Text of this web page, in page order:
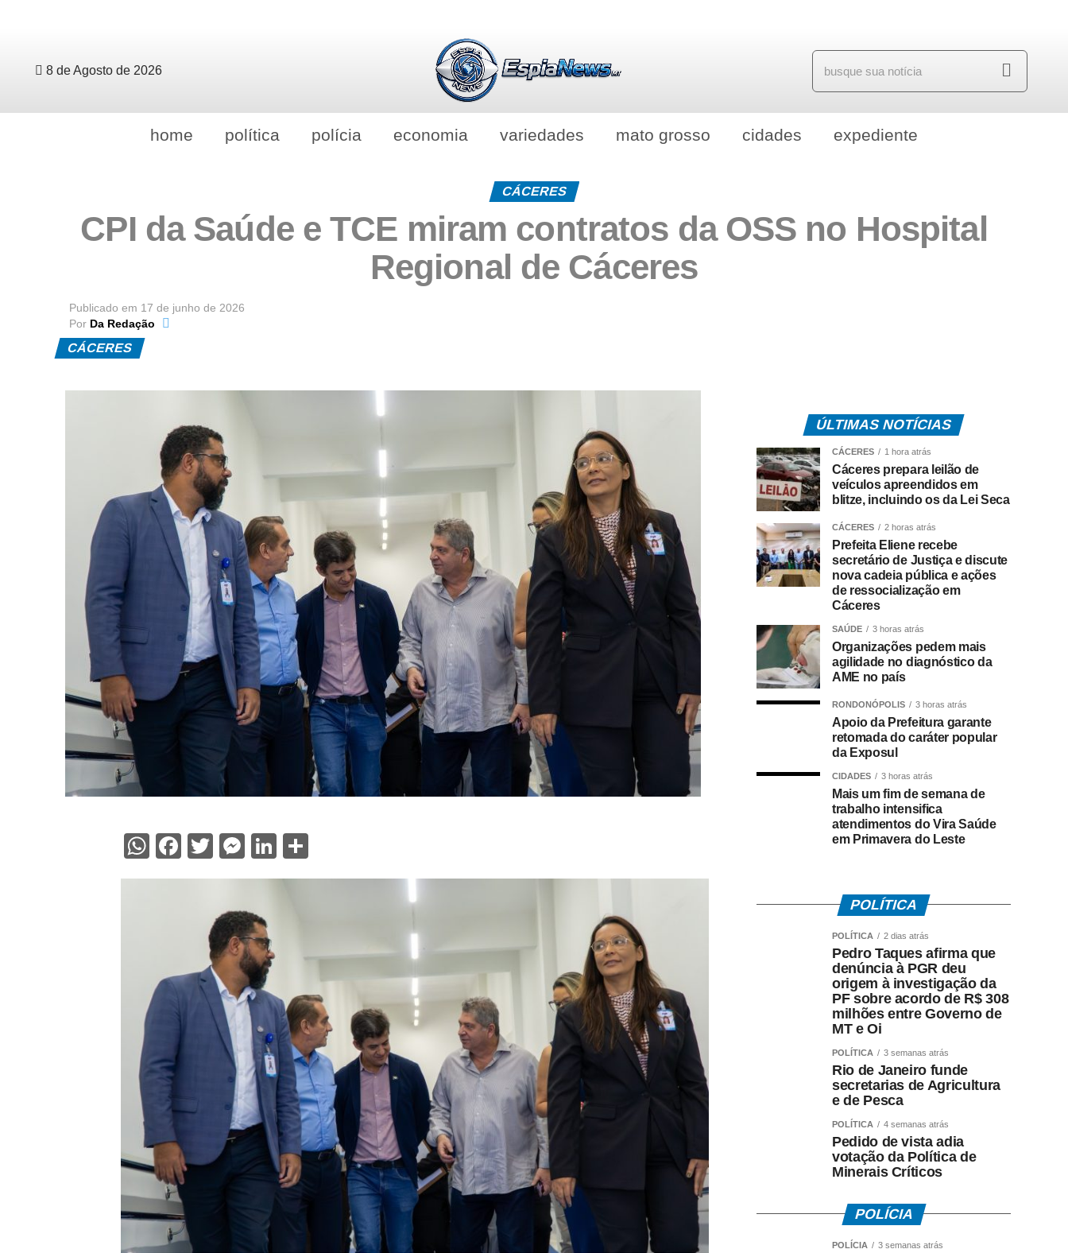
8 de Agosto de 2026
home política polícia economia variedades mato grosso cidades expediente
CÁCERES
CPI da Saúde e TCE miram contratos da OSS no Hospital
Regional de Cáceres
Publicado em 17 de junho de 2026
Por Da Redação
CÁCERES
WhatsApp
Facebook
Twitter
Messenger
LinkedIn
ÚLTIMAS NOTÍCIAS
CÁCERES 1 hora atrás
Cáceres prepara leilão de
veículos apreendidos em
blitze, incluindo os da Lei Seca
CÁCERES 2 horas atrás
Prefeita Eliene recebe
secretário de Justiça e discute
nova cadeia pública e ações
de ressocialização em
Cáceres
SAÚDE 3 horas atrás
Organizações pedem mais
agilidade no diagnóstico da
AME no país
RONDONÓPOLIS 3 horas atrás
Apoio da Prefeitura garante
retomada do caráter popular
da Exposul
CIDADES 3 horas atrás
Mais um fim de semana de
trabalho intensifica
atendimentos do Vira Saúde
em Primavera do Leste
POLÍTICA
POLÍTICA 2 dias atrás
Pedro Taques afirma que
denúncia à PGR deu
origem à investigação da
PF sobre acordo de R$ 308
milhões entre Governo de
MT e Oi
POLÍTICA 3 semanas atrás
Rio de Janeiro funde
secretarias de Agricultura
e de Pesca
POLÍTICA 4 semanas atrás
Pedido de vista adia
votação da Política de
Minerais Críticos
POLÍCIA
POLÍCIA 3 semanas atrás